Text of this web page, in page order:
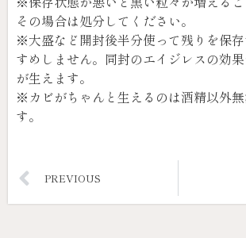
その場合は処分してください。
※大盛など開封後半分使って残りを保
すめしません。同封のエイジレスの効
が生えます。
※カビがちゃんと生えるのは酒精以外
す。
PREVIOUS